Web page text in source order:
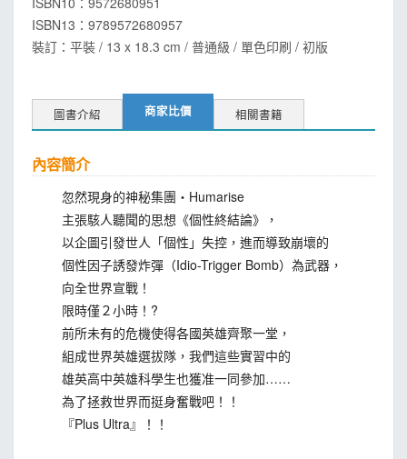
ISBN13： 9789572680957
裝訂：平裝 / 13 x 18.3 cm / 普通級 / 單色印刷 / 初版
圖書介紹 商家比價 相關書籍
內容簡介
忽然現身的神秘集團・Humarise
主張駭人聽聞的思想《個性終結論》，
以企圖引發世人「個性」失控，進而導致崩壞的
個性因子誘發炸彈（Idio-Trigger Bomb）為武器，
向全世界宣戰！
限時僅２小時！?
前所未有的危機使得各國英雄齊聚一堂，
組成世界英雄選拔隊，我們這些實習中的
雄英高中英雄科學生也獲准一同參加……
為了拯救世界而挺身奮戰吧！！
『Plus Ultra』！！